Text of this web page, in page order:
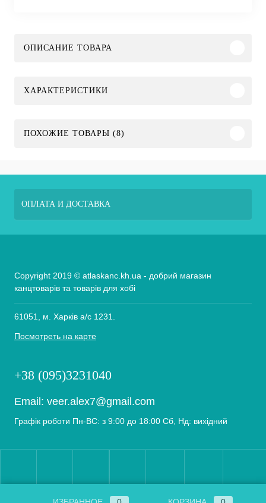
ОПИСАНИЕ ТОВАРА
ХАРАКТЕРИСТИКИ
ПОХОЖИЕ ТОВАРЫ (8)
ОПЛАТА И ДОСТАВКА
Copyright 2019 © atlaskanc.kh.ua - добрий магазин
канцтоварів та товарів для хобі
61051, м. Харків а/с 1231.
Посмотреть на карте
+38 (095)3231040
Email: veer.alex7@gmail.com
Графік роботи Пн-ВС: з 9:00 до 18:00 Сб, Нд: вихідний